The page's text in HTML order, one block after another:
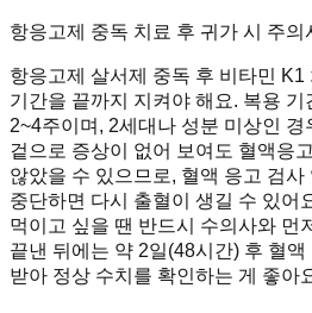
항응고제 중독 치료 후 귀가 시 주의
항응고제 살서제 중독 후 비타민
기간을 끝까지 지켜야 해요. 복용
2~4주이며, 2세대나 성분 미상인 경
겉으로 증상이 없어 보여도 혈액응
않았을 수 있으므로, 혈액 응고 검사
중단하면 다시 출혈이 생길 수 있어
먹이고 싶을 땐 반드시 수의사와 먼
끝낸 뒤에는 약 2일(48시간) 후 혈액
받아 정상 수치를 확인하는 게 좋아